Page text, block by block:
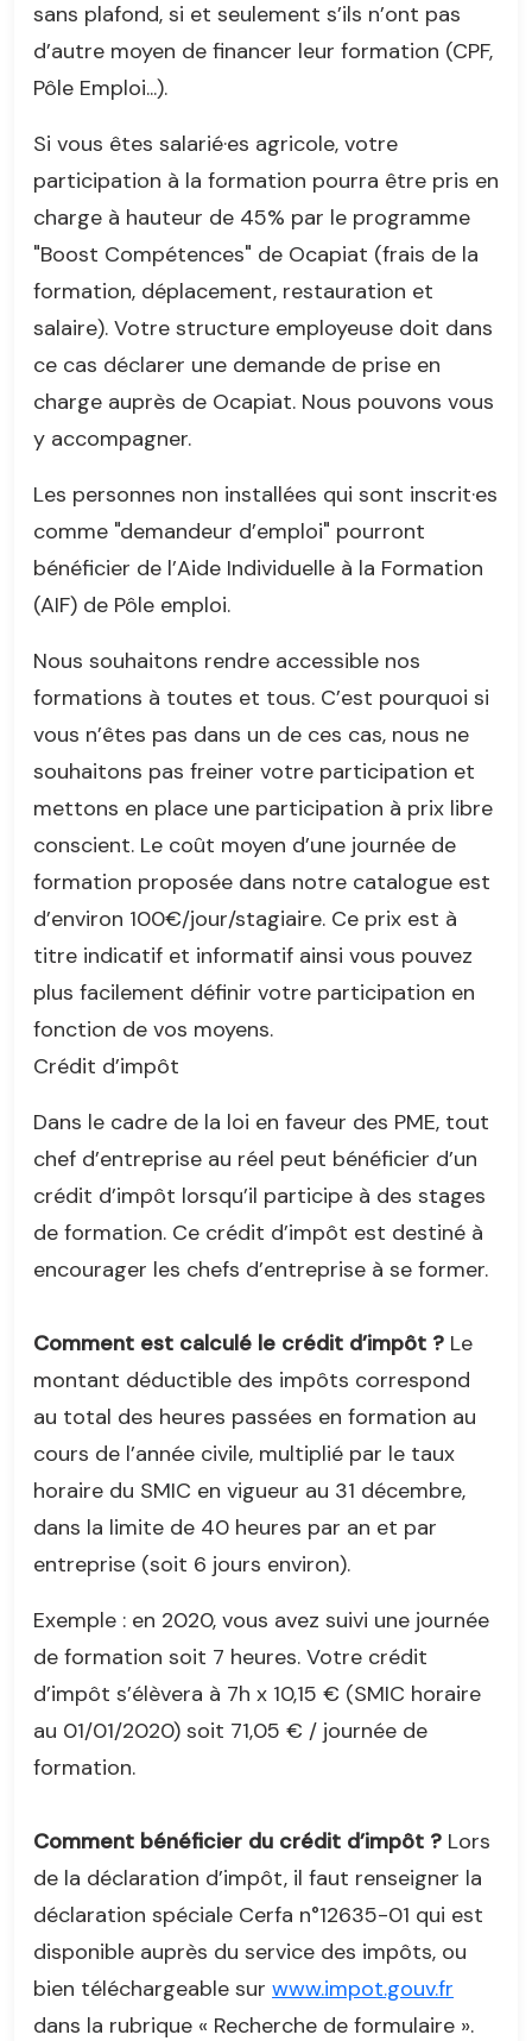
sans plafond, si et seulement s’ils n’ont pas
d’autre moyen de financer leur formation (CPF,
Pôle Emploi...).
Si vous êtes salarié·es agricole, votre
participation à la formation pourra être pris en
charge à hauteur de 45% par le programme
"Boost Compétences" de Ocapiat (frais de la
formation, déplacement, restauration et
salaire). Votre structure employeuse doit dans
ce cas déclarer une demande de prise en
charge auprès de Ocapiat. Nous pouvons vous
y accompagner.
Les personnes non installées qui sont inscrit·es
comme "demandeur d’emploi" pourront
bénéficier de l’Aide Individuelle à la Formation
(AIF) de Pôle emploi.
Nous souhaitons rendre accessible nos
formations à toutes et tous. C’est pourquoi si
vous n’êtes pas dans un de ces cas, nous ne
souhaitons pas freiner votre participation et
mettons en place une participation à prix libre
conscient. Le coût moyen d’une journée de
formation proposée dans notre catalogue est
d’environ 100€/jour/stagiaire. Ce prix est à
titre indicatif et informatif ainsi vous pouvez
plus facilement définir votre participation en
fonction de vos moyens.
Crédit d’impôt
Dans le cadre de la loi en faveur des PME, tout
chef d’entreprise au réel peut bénéficier d’un
crédit d’impôt lorsqu’il participe à des stages
de formation. Ce crédit d’impôt est destiné à
encourager les chefs d’entreprise à se former.
Comment est calculé le crédit d’impôt ? Le
montant déductible des impôts correspond
au total des heures passées en formation au
cours de l’année civile, multiplié par le taux
horaire du SMIC en vigueur au 31 décembre,
dans la limite de 40 heures par an et par
entreprise (soit 6 jours environ).
Exemple : en 2020, vous avez suivi une journée
de formation soit 7 heures. Votre crédit
d’impôt s’élèvera à 7h x 10,15 € (SMIC horaire
au 01/01/2020) soit 71,05 € / journée de
formation.
Comment bénéficier du crédit d’impôt ? Lors
de la déclaration d’impôt, il faut renseigner la
déclaration spéciale Cerfa n°12635-01 qui est
disponible auprès du service des impôts, ou
bien téléchargeable sur www.impot.gouv.fr
dans la rubrique « Recherche de formulaire ».